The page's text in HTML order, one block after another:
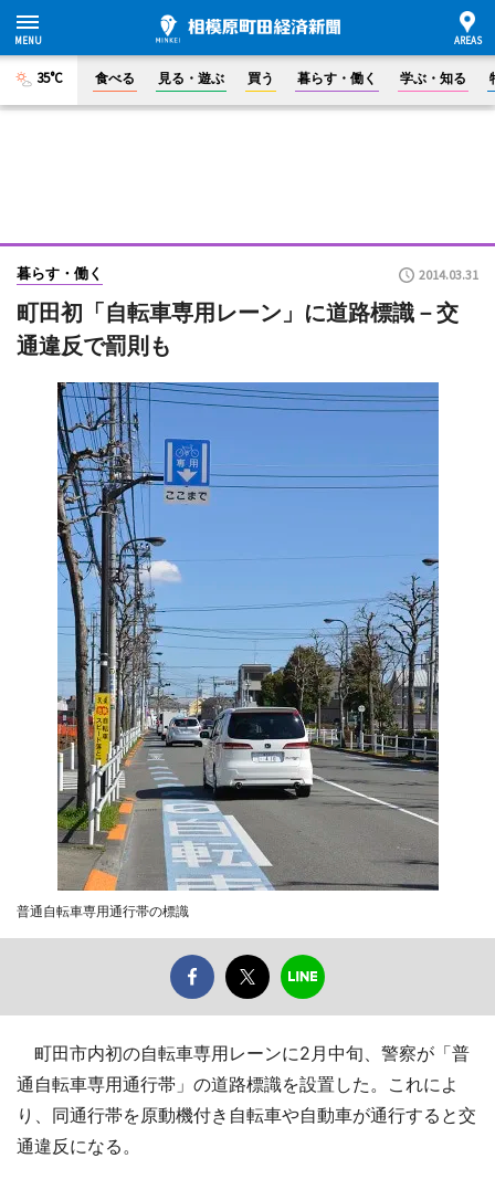
35°C 食べる 見る・遊ぶ 買う 暮らす・働く 学ぶ・知る
暮らす・働く 2014.03.31
町田初「自転車専用レーン」に道路標識－交
通違反で罰則も
普通自転車専用通行帯の標識
町田市内初の自転車専用レーンに2月中旬、警察が「普
通自転車専用通行帯」の道路標識を設置した。これによ
り、同通行帯を原動機付き自転車や自動車が通行すると交
通違反になる。